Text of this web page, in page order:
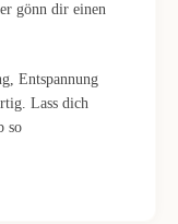
gönn dir einen
Entspannung
Lass dich
so